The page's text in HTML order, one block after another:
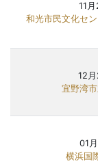
11
和光市民文化セ
12
宜野湾
01
横浜国